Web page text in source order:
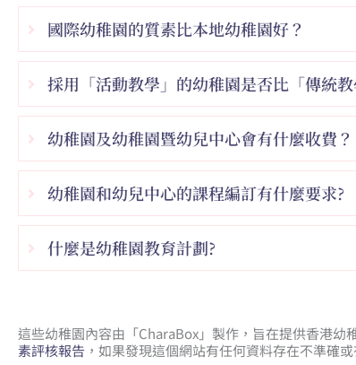
國際幼稚園的質素比本地幼稚園好？
採用「活動教學」的幼稚園是否比「傳統
幼稚園及幼稚園暨幼兒中心會有什麼收費？
幼稚園和幼兒中心的課程編訂有什麼要求?
什麼是幼稚園教育計劃?
這些幼稚園內容由「CharaBox」製作，旨在提供香港
素評核報告 ，如果發現這個網站有任何資料存在不準確